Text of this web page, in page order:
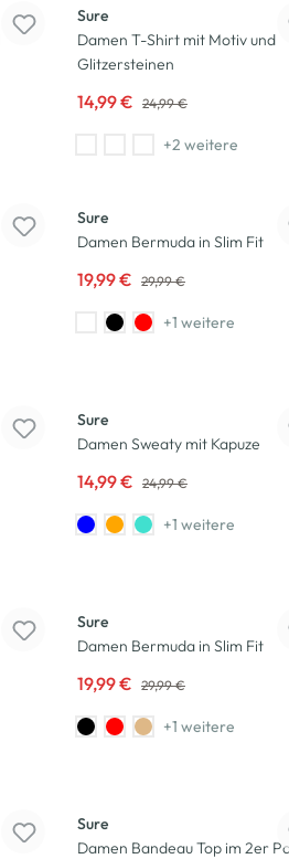
Sure
Damen T-Shirt mit Motiv und
Glitzersteinen
14,99 € 24,99 €
+2 weitere
Sure
Damen Bermuda in Slim Fit
19,99 € 29,99 €
+1 weitere
Sure
Damen Sweaty mit Kapuze
14,99 € 24,99 €
+1 weitere
Sure
Damen Bermuda in Slim Fit
19,99 € 29,99 €
+1 weitere
Sure
Damen Bandeau Top im 2er